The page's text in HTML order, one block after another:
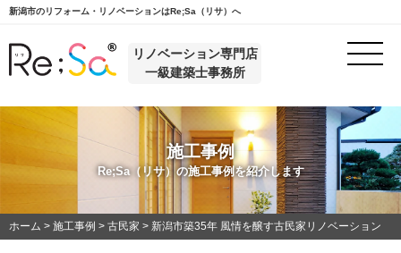
新潟市のリフォーム・リノベーションはRe;Sa（リサ）へ
リノベーション専門店
一級建築士事務所
施工事例
Re;Sa（リサ）の施工事例を紹介します
ホーム > 施工事例 > 古民家 > 新潟市築35年 風情を醸す古民家リノベーション